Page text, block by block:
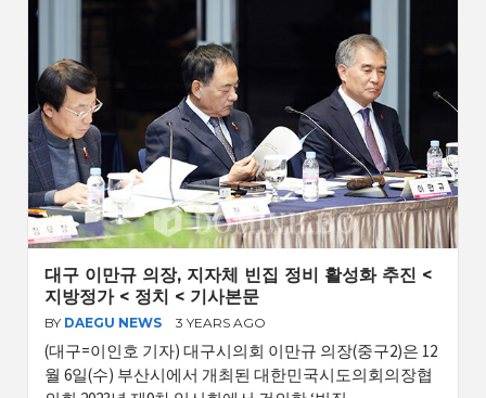
대구 이만규 의장, 지자체 빈집 정비 활성화 추진 <
지방정가 < 정치 < 기사본문
BY DAEGU NEWS 3 YEARS AGO
(대구=이인호 기자) 대구시의회 이만규 의장(중구2)은 12
월 6일(수) 부산시에서 개최된 대한민국시도의회의장협